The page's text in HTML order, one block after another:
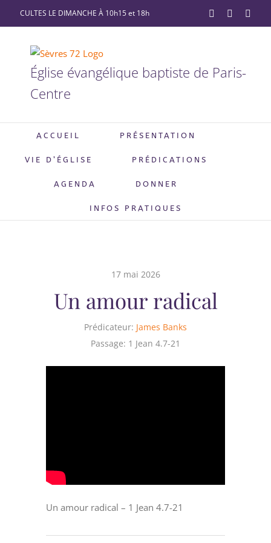
Passer
au
CULTES LE DIMANCHE À 10h15 et 18h YouTubeFacebook
Église évangélique baptiste de Paris-
Centre
ACCUEIL PRÉSENTATION
VIE D’ÉGLISE PRÉDICATIONS
AGENDA DONNER
INFOS PRATIQUES
17 mai 2026
Un amour radical
Prédicateur: James Banks
Passage: 1 Jean 4.7-21
Un amour radical – 1 Jean 4.7-21